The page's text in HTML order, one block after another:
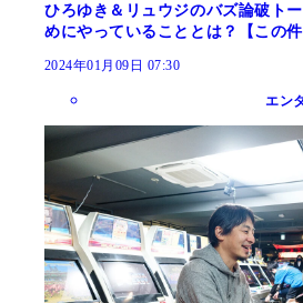
ひろゆき＆リュウジのバズ論破
めにやっていることとは？【この件
2024年01月09日 07:30
エン